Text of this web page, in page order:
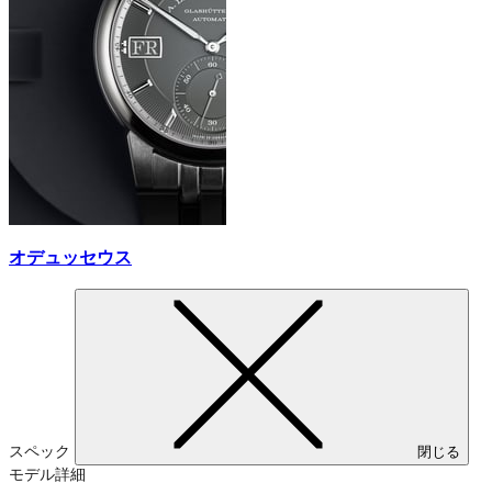
オデュッセウス
スペック 閉じる
モデル詳細